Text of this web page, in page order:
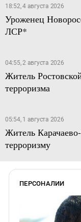
18:52, 4 августа 2026
Уроженец
ЛСР*
04:55, 2 августа 2026
Житель
терроризма
05:54, 1 августа 2026
Житель
терроризму
ПЕРСОНАЛИИ